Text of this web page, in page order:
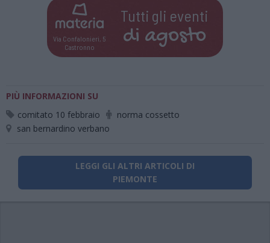
Via Confalonieri, 5
Castronno
Tutti gli eventi
di agosto
PIÙ INFORMAZIONI SU
comitato 10 febbraio
norma cossetto
san bernardino verbano
LEGGI GLI ALTRI ARTICOLI DI
PIEMONTE